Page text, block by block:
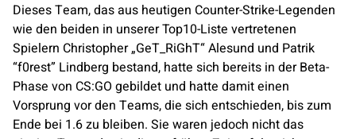
Dieses Team, das aus heutigen Counter-Strike-Legenden
wie den beiden in unserer Top10-Liste vertretenen
Spielern Christopher „GeT_RiGhT“ Alesund und Patrik
“f0rest” Lindberg bestand, hatte sich bereits in der Beta-
Phase von CS:GO gebildet und hatte damit einen
Vorsprung vor den Teams, die sich entschieden, bis zum
Ende bei 1.6 zu bleiben. Sie waren jedoch nicht das